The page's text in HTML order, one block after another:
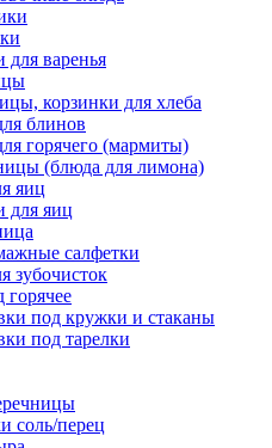
для варенья
корзинки для хлеба
блинов
горячего (мармиты)
(блюда для лимона)
яиц
для яиц
салфетки
зубочисток
горячее
под кружки и стаканы
под тарелки
соль/перец